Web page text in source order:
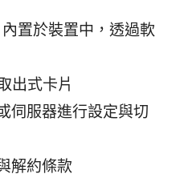
置於裝置中，透過軟
出式卡片
伺服器進行設定與切
解約條款